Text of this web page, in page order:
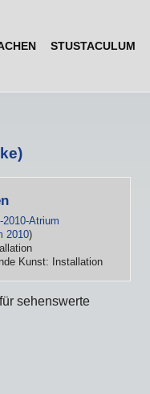
STUSTACULUM
Atrium
2010)
Kunst: Installation
sehenswerte